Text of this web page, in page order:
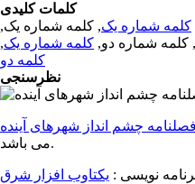
کلمات کلیدی
کلمه شماره یک, کلمه شماره یک,
, کلمه شماره دو, کلمه شماره یک,
کلمه دو
نظرسنجی
فصلنامه چشم انداز شهرهای آینده
می باشد.
نویسی : یکتاوب افزار شرق